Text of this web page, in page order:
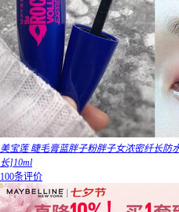
美宝莲 睫毛膏蓝胖子粉胖子女浓密纤长防
长]10ml
100条评价